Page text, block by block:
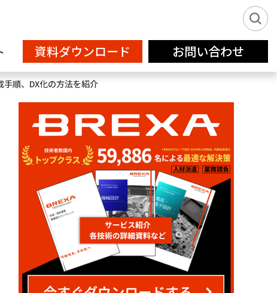
新卒派遣サービス2026
クリエイティブサービス
IT
設計補助
フリーランス登録
資料ダウンロード お問い合わせ
手順、DX化の方法を紹介